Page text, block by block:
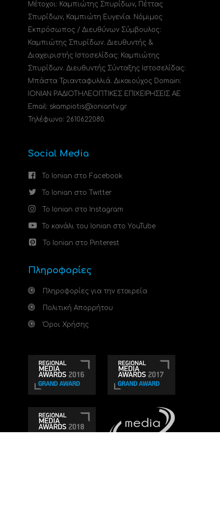
Μέτοχοι: Καμπιώτης Σπυρίδων, Πέττας
Σπυρίδων, Καμπιώτη Ευγενία. Νόμιμος
Εκπρόσωπος / Διευθύνων Σύμβουλος:
Καμπιώτης Σπυρίδων. Διευθυντής &
Διαχειριστής Ιστοσελίδας: Καμπιώτης
Σπυρίδων. Διευθυντής Σύνταξης Ιστοσελίδας:
Μπάστα Τριανταφυλλιά. Δικαιούχος Domain:
ΙΟΝΙΑΝ ΡΑΔΙΟΤΗΛΕΟΠΤΙΚΕΣ ΕΠΙΧΕΙΡΗΣΕΙΣ ΑΕ
Email: skampiotis@ioniantv.gr
Τηλέφωνο: 2610622080.
Social Media
Το Ionian στο Facebook
Το Ionian στο Twitter
Το Ionian στο Instagram
Το κανάλι του Ionian στο YouTube
Το Ionian στο Pinterest
Πληροφορίες
Πληροφορίες για την εταιρεία
Πολιτική Απορρήτου
Όροι Χρήσης